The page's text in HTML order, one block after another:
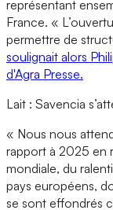
représentant
France. «
permettre de
soulignait alors
d'Agra Presse.
Lait : Savencia
« Nous nous
rapport à 2025 en
mondiale, du
pays européens,
se sont effondrés